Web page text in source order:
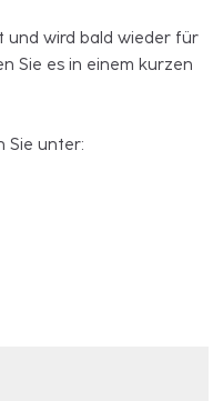
und wird bald wieder für
Sie es in einem kurzen
Sie unter: